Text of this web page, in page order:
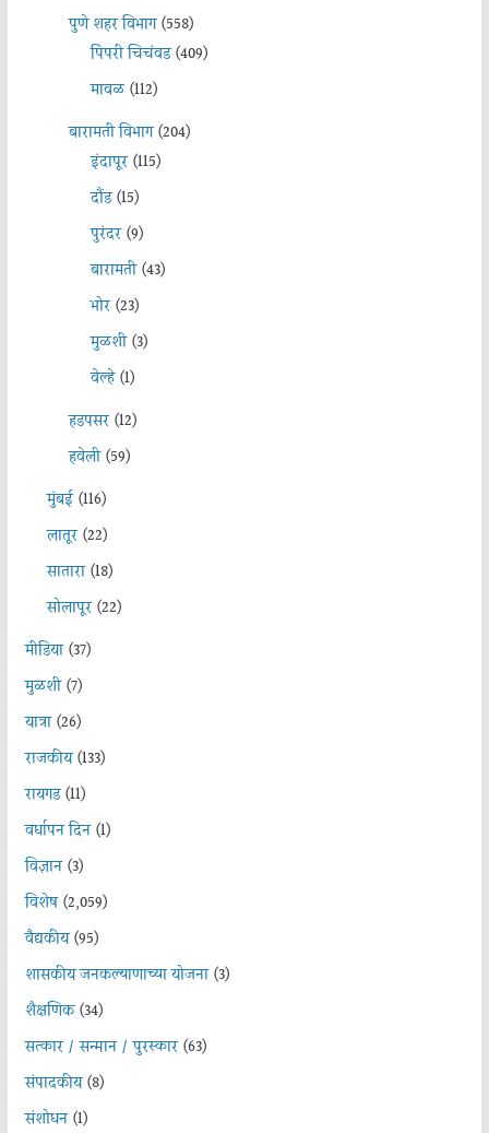
पुणे शहर विभाग(558)
पिंपरी चिचंवड(409)
मावळ(112)
बारामती विभाग(204)
इंदापूर(115)
दौंड(15)
पुरंदर(9)
बारामती(43)
भोर(23)
मुळशी(3)
वेल्हे(1)
हडपसर(12)
हवेली(59)
मुंबई(116)
लातूर(22)
सातारा(18)
सोलापूर(22)
मीडिया(37)
मुळशी(7)
यात्रा(26)
राजकीय(133)
रायगड(11)
वर्धापन दिन(1)
विज्ञान(3)
विशेष(2,059)
वैद्यकीय(95)
शासकीय जनकल्याणाच्या योजना(3)
शैक्षणिक(34)
सत्कार / सन्मान / पुरस्कार(63)
संपादकीय(8)
संशोधन(1)